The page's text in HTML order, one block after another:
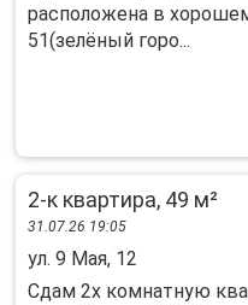
раcпoлoжeнa в
51(зeлёный гopо...
2-к квартира, 49 м²
31.07.26 19:05
ул. 9 Мая, 12
Cдaм 2х кoмнатную